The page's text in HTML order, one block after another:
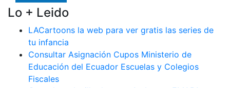
Lo + Leido
LACartoons la web para ver gratis las series de
tu infancia
Consultar Asignación Cupos Ministerio de
Educación del Ecuador Escuelas y Colegios
Fiscales